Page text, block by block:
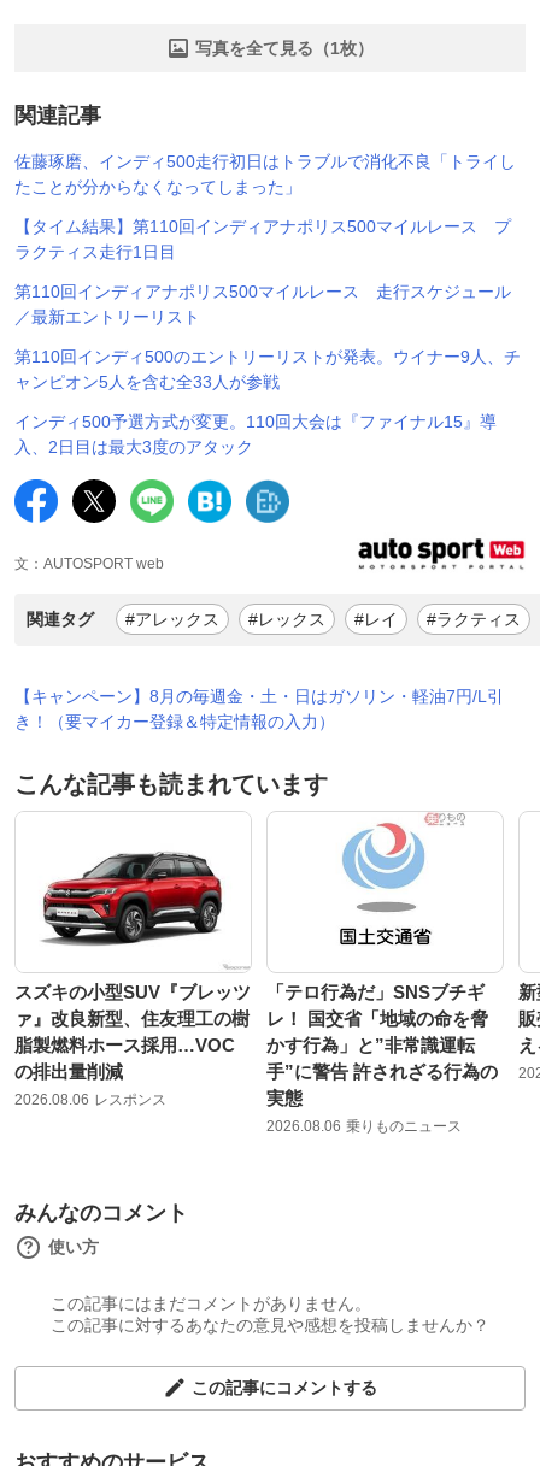
写真を全て見る（1枚）
関連記事
佐藤琢磨、インディ500走行初日はトラブルで消化不良「トライし
たことが分からなくなってしまった」
【タイム結果】第110回インディアナポリス500マイルレース プ
ラクティス走行1日目
第110回インディアナポリス500マイルレース 走行スケジュール
／最新エントリーリスト
第110回インディ500のエントリーリストが発表。ウイナー9人、チ
ャンピオン5人を含む全33人が参戦
インディ500予選方式が変更。110回大会は『ファイナル15』導
入、2日目は最大3度のアタック
文：AUTOSPORT web
関連タグ #アレックス #レックス #レイ #ラクティス
【キャンペーン】8月の毎週金・土・日はガソリン・軽油7円/L引
き！（要マイカー登録＆特定情報の入力）
こんな記事も読まれています
スズキの小型SUV『ブレッツ
ァ』改良新型、住友理工の樹
脂製燃料ホース採用…VOC
の排出量削減
2026.08.06 レスポンス
「テロ行為だ」SNSブチギ
レ！ 国交省「地域の命を脅
かす行為」と”非常識運転
手”に警告 許されざる行為の
実態
2026.08.06 乗りものニュース
みんなのコメント
使い方
この記事にはまだコメントがありません。
この記事に対するあなたの意見や感想を投稿しませんか？
この記事にコメントする